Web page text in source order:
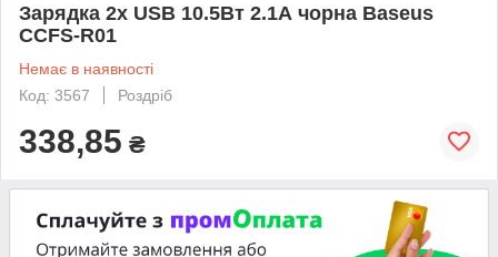
Зарядка 2x USB 10.5Вт 2.1А чорна Baseus
CCFS-R01
Немає в наявності
Код: 3567
Роздріб
338,85 ₴